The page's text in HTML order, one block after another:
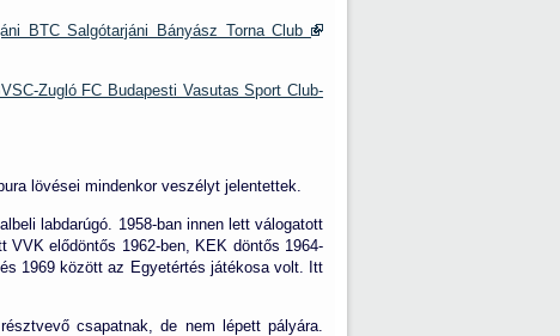
BTC Salgótarjáni Bányász Torna Club
Zugló FC Budapesti Vasutas Sport Club-
lövései mindenkor veszélyt jelentettek.
labdarúgó. 1958-ban innen lett válogatott
elődöntős 1962-ben, KEK döntős 1964-
1969 között az Egyetértés játékosa volt. Itt
csapatnak, de nem lépett pályára.